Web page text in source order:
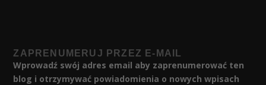
ZAPRENUMERUJ PRZEZ E-MAIL
Wprowadź swój adres email aby zaprenumerować ten
blog i otrzymywać powiadomienia o nowych wpisach